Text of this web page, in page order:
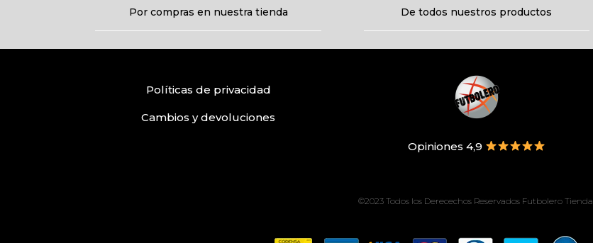
Por compras en nuestra tienda De todos nuestros productos
Políticas de privacidad
Cambios y devoluciones
Opiniones 4,9
©2023 Todos los Derecechos Reservados Futbolero Tienda